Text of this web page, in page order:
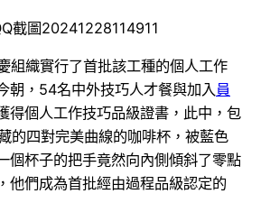
組織實行了首批該工種的個人工作
朝，54名中外技巧人才餐與加入員
得個人工作技巧品級證書，此中，包
的四對完美曲線的咖啡杯，被藍色
個杯子的把手竟然向內側傾斜了零點
他們成為首批經由過程品級認定的